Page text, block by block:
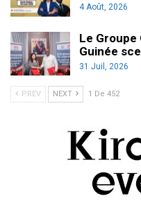
4 Août, 2026
Le Groupe
Guinée
31 Juil, 2026
PREV NEXT 1 De 452